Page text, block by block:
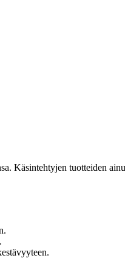
Käsintehtyjen tuotteiden